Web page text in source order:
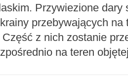
Przywiezione dary
przebywających na
z nich zostanie
na teren